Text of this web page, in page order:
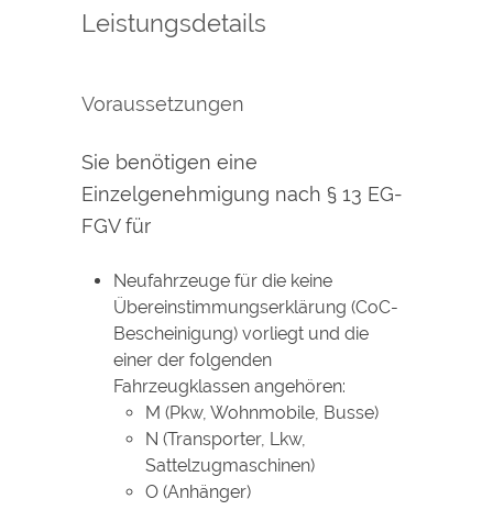
Leistungsdetails
Voraussetzungen
Sie benötigen eine
Einzelgenehmigung nach § 13 EG-
FGV für
Neufahrzeuge für die keine
Übereinstimmungserklärung (CoC-
Bescheinigung) vorliegt und die
einer der folgenden
Fahrzeugklassen angehören:
M (Pkw, Wohnmobile, Busse)
N (Transporter, Lkw,
Sattelzugmaschinen)
O (Anhänger)